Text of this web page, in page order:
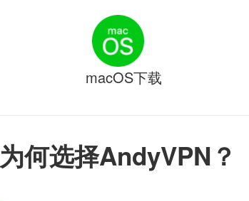
为何选择AndyVPN？
macOS下载